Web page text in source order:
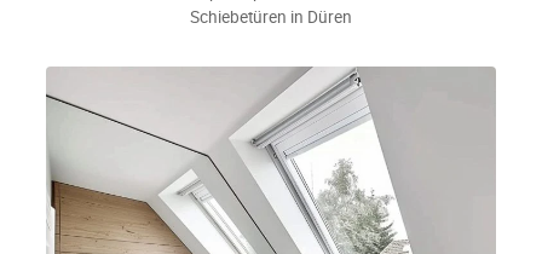
Schiebetüren in Düren